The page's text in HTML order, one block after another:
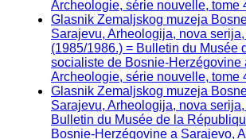
Archeologie, série nouvelle, tome
Glasnik Zemaljskog muzeja
Sarajevu, Arheologija, nova
(1985/1986.) = Bulletin du Musée
socialiste de Bosnie-Herzégovine
Archeologie, série nouvelle, tome
Glasnik Zemaljskog muzeja
Sarajevu, Arheologija, nova
Bulletin du Musée de la
Bosnie-Herzégovine a Sarajevo,